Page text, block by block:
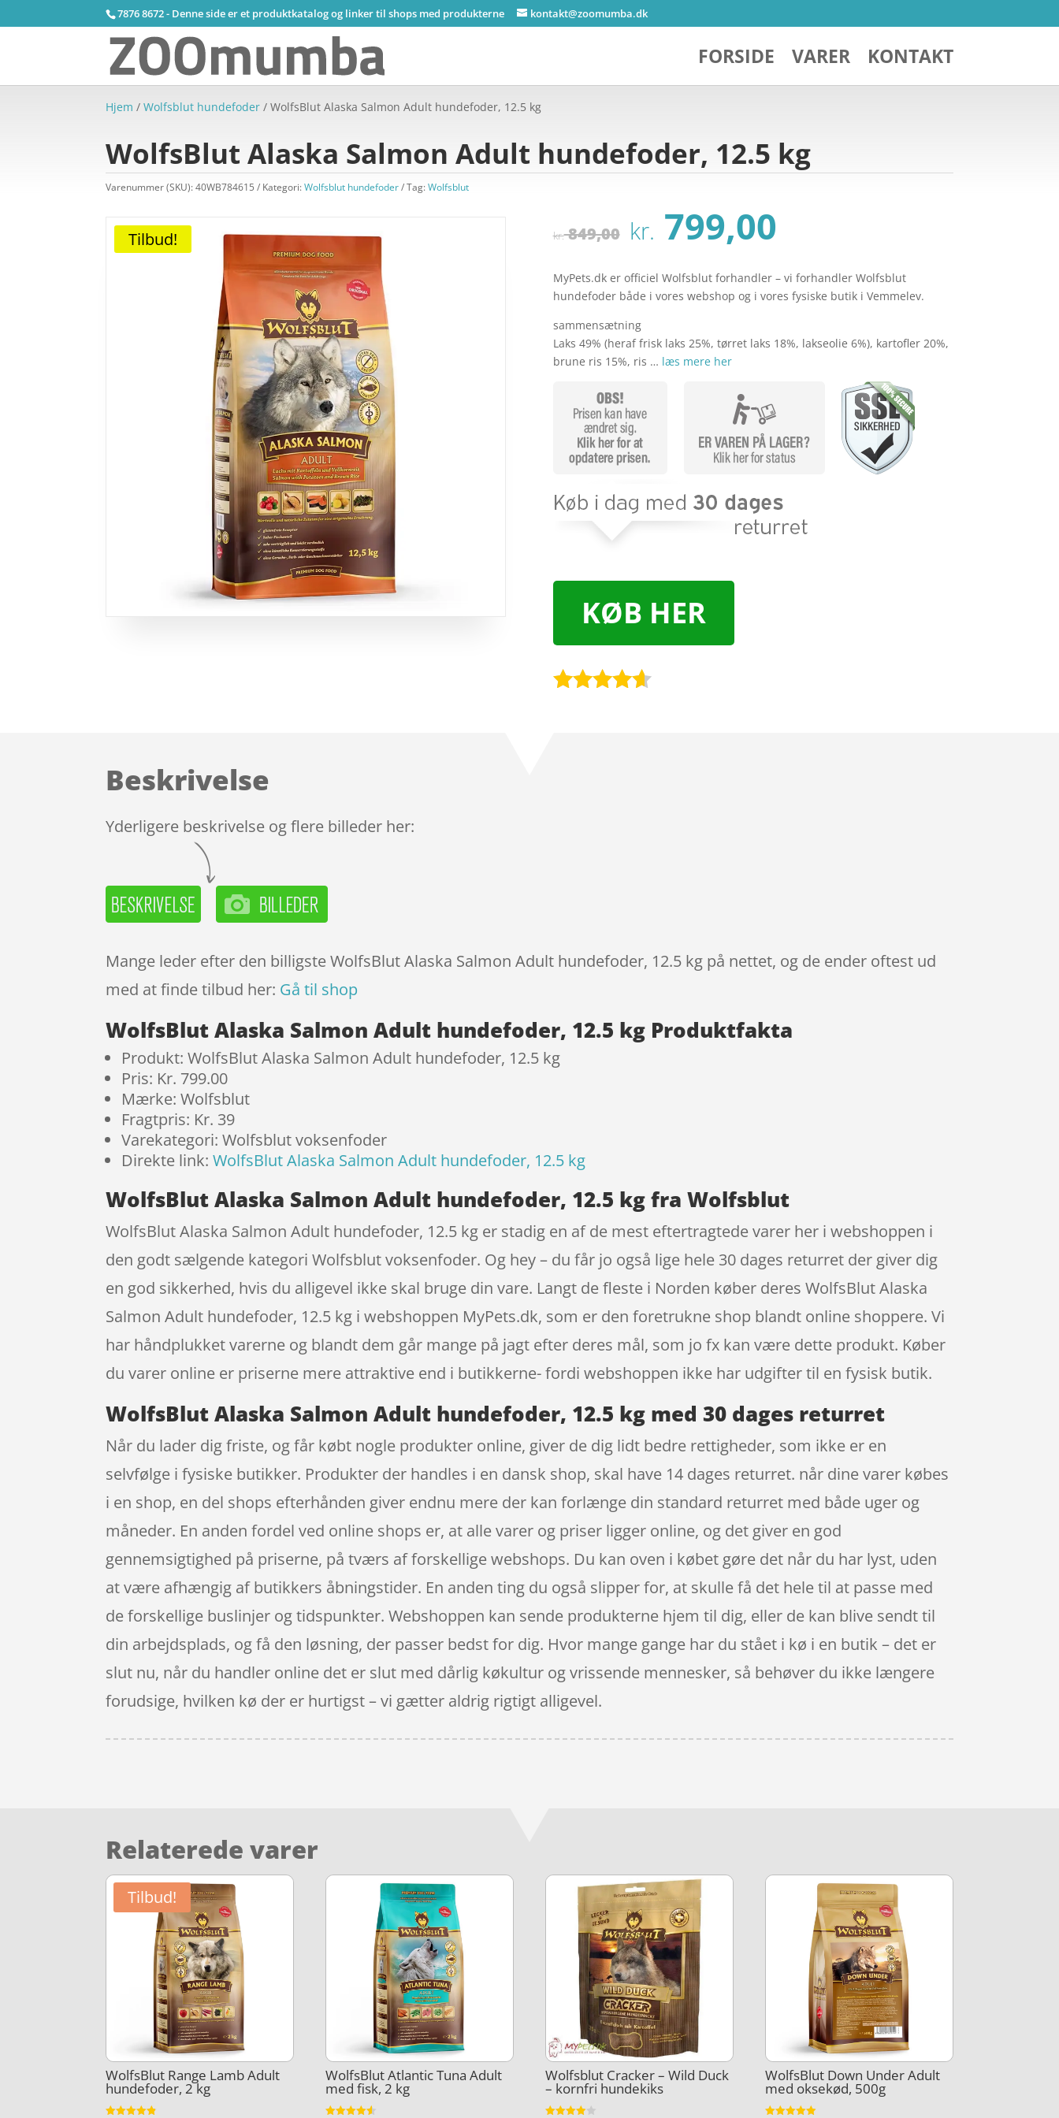
7876 8672 - Denne side er et produktkatalog og linker til shops med produkterne kontakt@zoomumba.dk
FORSIDE VARER KONTAKT
Hjem /Wolfsblut hundefoder / WolfsBlut Alaska Salmon Adult hundefoder, 12.5 kg
WolfsBlut Alaska Salmon Adult hundefoder, 12.5 kg
Varenummer (SKU):40WB784615 Kategori:Wolfsblut hundefoder Tag:Wolfsblut
Tilbud! kr.849,00 Den
oprindelige
pris
var:
kr. 849,00.
kr. 799,00
pris
er:
kr. 799,00.
MyPets.dk er officiel Wolfsblut forhandler – vi forhandler Wolfsblut
hundefoder både i vores webshop og i vores fysiske butik i Vemmelev.
sammensætning
Laks 49% (heraf frisk laks 25%, tørret laks 18%, lakseolie 6%), kartofler 20%,
brune ris 15%, ris … læs mere her
KØB HER
Beskrivelse
Yderligere beskrivelse og flere billeder her:
Mange leder efter den billigste WolfsBlut Alaska Salmon Adult hundefoder, 12.5 kg på nettet, og de ender oftest ud
med at finde tilbud her: Gå til shop
WolfsBlut Alaska Salmon Adult hundefoder, 12.5 kg Produktfakta
Produkt: WolfsBlut Alaska Salmon Adult hundefoder, 12.5 kg
Pris: Kr. 799.00
Mærke: Wolfsblut
Fragtpris: Kr. 39
Varekategori: Wolfsblut voksenfoder
Direkte link:WolfsBlut Alaska Salmon Adult hundefoder, 12.5 kg
WolfsBlut Alaska Salmon Adult hundefoder, 12.5 kg fra Wolfsblut
WolfsBlut Alaska Salmon Adult hundefoder, 12.5 kg er stadig en af de mest eftertragtede varer her i webshoppen i
den godt sælgende kategori Wolfsblut voksenfoder. Og hey – du får jo også lige hele 30 dages returret der giver dig
en god sikkerhed, hvis du alligevel ikke skal bruge din vare. Langt de fleste i Norden køber deres WolfsBlut Alaska
Salmon Adult hundefoder, 12.5 kg i webshoppen MyPets.dk, som er den foretrukne shop blandt online shoppere. Vi
har håndplukket varerne og blandt dem går mange på jagt efter deres mål, som jo fx kan være dette produkt. Køber
du varer online er priserne mere attraktive end i butikkerne- fordi webshoppen ikke har udgifter til en fysisk butik.
WolfsBlut Alaska Salmon Adult hundefoder, 12.5 kg med 30 dages returret
Når du lader dig friste, og får købt nogle produkter online, giver de dig lidt bedre rettigheder, som ikke er en
selvfølge i fysiske butikker. Produkter der handles i en dansk shop, skal have 14 dages returret. når dine varer købes
i en shop, en del shops efterhånden giver endnu mere der kan forlænge din standard returret med både uger og
måneder. En anden fordel ved online shops er, at alle varer og priser ligger online, og det giver en god
gennemsigtighed på priserne, på tværs af forskellige webshops. Du kan oven i købet gøre det når du har lyst, uden
at være afhængig af butikkers åbningstider. En anden ting du også slipper for, at skulle få det hele til at passe med
de forskellige buslinjer og tidspunkter. Webshoppen kan sende produkterne hjem til dig, eller de kan blive sendt til
din arbejdsplads, og få den løsning, der passer bedst for dig. Hvor mange gange har du stået i kø i en butik – det er
slut nu, når du handler online det er slut med dårlig køkultur og vrissende mennesker, så behøver du ikke længere
forudsige, hvilken kø der er hurtigst – vi gætter aldrig rigtigt alligevel.
Relaterede varer
Tilbud!
WolfsBlut Range Lamb Adult
hundefoder, 2 kg
WolfsBlut Atlantic Tuna Adult
med fisk, 2 kg
Wolfsblut Cracker – Wild Duck
– kornfri hundekiks
WolfsBlut Down Under Adult
med oksekød, 500g